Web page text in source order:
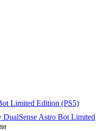
Limited Edition (PS5)
Astro Bot Limited